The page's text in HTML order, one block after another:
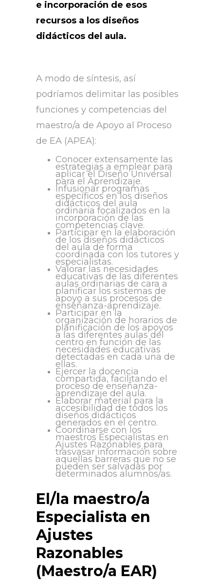
e incorporación de esos
recursos a los diseños
didácticos del aula.
A modo de síntesis, así
podríamos delimitar las posibles
funciones y competencias del
maestro/a de Apoyo al Proceso
de EA (APEA):
Conocer extensamente las
estrategias a emplear para
aplicar el Diseño Universal
para el Aprendizaje.
Infusionar programas
específicos en los diseños
didácticos del aula
ordinaria focalizados en la
incorporación de las
competencias clave.
Participar en la elaboración
de los diseños didácticos
del aula de forma
coordinada con los tutores y
especialistas.
Valorar las necesidades
educativas de las diferentes
aulas ordinarias de cara a
planificar los sistemas de
apoyo a sus procesos de
enseñanza-aprendizaje.
Participar en la
organización de horarios de
planificación de los apoyos
a las diferentes aulas del
centro en función de las
necesidades educativas
detectadas en cada una de
ellas.
Ejercer la docencia
compartida, facilitando el
proceso de enseñanza-
aprendizaje del aula.
Elaborar material para la
accesibilidad de todos los
diseños didácticos
generados en el centro.
Coordinarse con los
maestros Especialistas en
Ajustes Razonables para
trasvasar información sobre
aquellas barreras que no se
pueden ser salvadas por
determinados alumnos/as.
El/la maestro/a
Especialista en
Ajustes
Razonables
(Maestro/a EAR)